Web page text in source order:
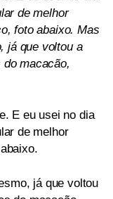
de melhor
foto abaixo. Mas
já que voltou a
macacão,
E eu usei no dia
de melhor
já que voltou